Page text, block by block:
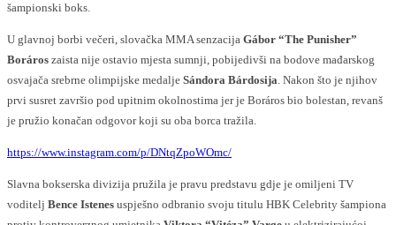
šampionski boks.
U glavnoj borbi večeri, slovačka MMA senzacija Gábor “The Punisher”
Boráros zaista nije ostavio mjesta sumnji, pobijedivši na bodove mađarskog
osvajača srebrne olimpijske medalje Sándora Bárdosija. Nakon što je njihov
prvi susret završio pod upitnim okolnostima jer je Boráros bio bolestan, revanš
je pružio konačan odgovor koji su oba borca ​​tražila.
https://www.instagram.com/p/DNtqZpoWOmc/
Slavna bokserska divizija pružila je pravu predstavu gdje je omiljeni TV
voditelj Bence Istenes uspješno odbranio svoju titulu HBK Celebrity šampiona